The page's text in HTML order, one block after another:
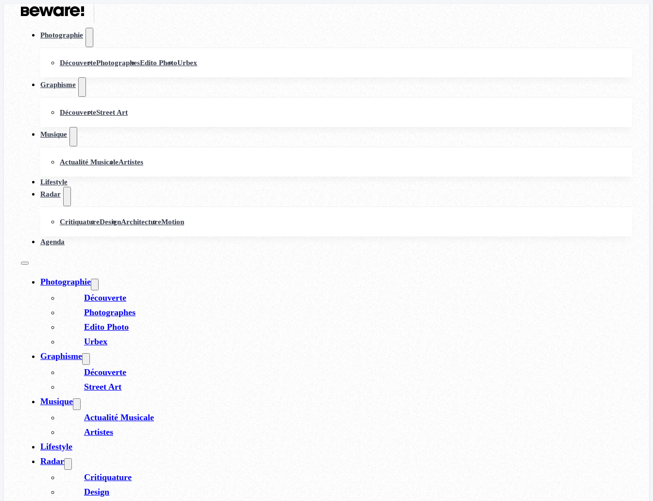
Photographie
DécouvertePhotographesEdito PhotoUrbex
Graphisme
DécouverteStreet Art
Musique
Actualité MusicaleArtistes
Lifestyle
Radar
CritiquatureDesignArchitectureMotion
Agenda
Photographie
Découverte
Photographes
Edito Photo
Urbex
Graphisme
Découverte
Street Art
Musique
Actualité Musicale
Artistes
Lifestyle
Radar
Critiquature
Design